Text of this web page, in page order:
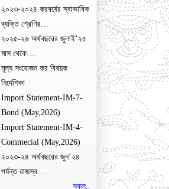
২০২৩-২০২৪ করবর্ষের স্বাভাবিক
ব্যক্তি শ্রেণির…
২০২৫-২৬ অর্থবছরের জুলাই’২৫
মাস থেকে…
মূল্য সংযোজন কর বিষয়ক
নির্দেশিকা
Import Statement-IM-7-
Bond (May,2026)
Import Statement-IM-4-
Commecial (May,2026)
২০২৩-২৪ অর্থবছরের জুন’২৪
পর্যন্ত রাজস্ব…
সকল..